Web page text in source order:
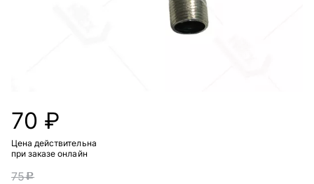
70 ₽
Цена действительна
при заказе онлайн
75c